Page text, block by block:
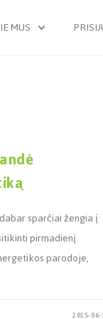
MUS
sparčiai žengia į
pirmadienį
parodoje,
2015-